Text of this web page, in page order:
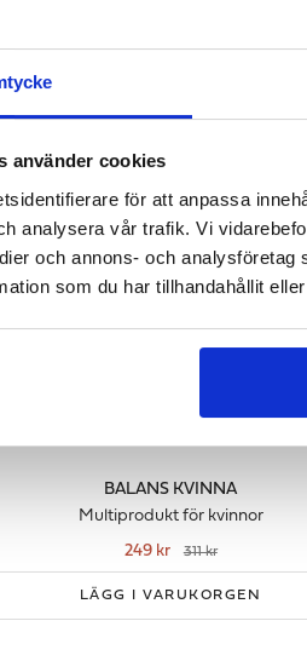
använder cookies
för att anpassa
analysera vår trafik. Vi
och annons- och
som du har tillhandahållit
BALANS KVINNA
Multiprodukt för kvinnor
249 kr
311 kr
LÄGG I VARUKORGEN